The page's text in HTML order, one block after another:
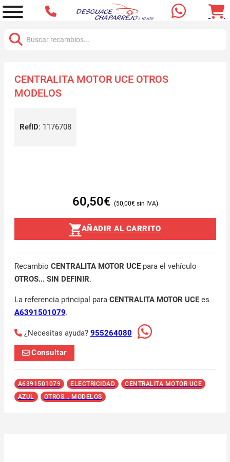
CENTRALITA MOTOR UCE OTROS
MODELOS
RefID: 1176708
60,50€ 50,00€
AÑADIR AL CARRITO
Recambio CENTRALITA MOTOR UCEpara el vehículo
OTROS... SIN DEFINIR.
La referencia principal para CENTRALITA MOTOR UCEes
A6391501079.
¿Necesitas ayuda? 955264080
Consultar
A6391501079 ELECTRICIDAD
CENTRALITA MOTOR UCE
AZUL
OTROS... MODELOS